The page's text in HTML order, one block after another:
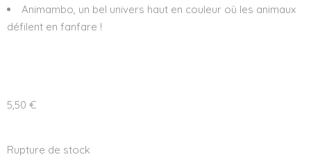
Animambo, un bel univers haut en couleur où les animaux
défilent en fanfare !
5,50 €
Rupture de stock